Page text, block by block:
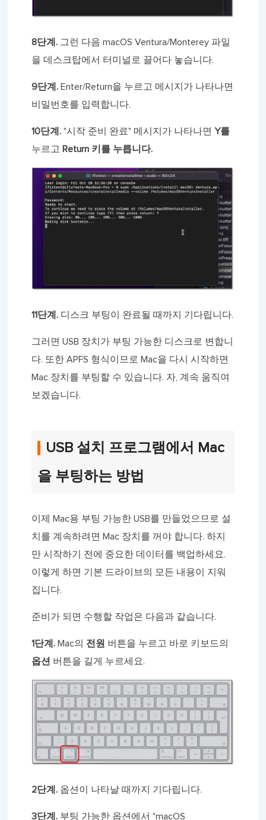
8단계. 그런 다음 macOS Ventura/Monterey 파일
을 데스크탑에서 터미널로 끌어다 놓습니다.
9단계. Enter/Return을 누르고 메시지가 나타나면
비밀번호를 입력합니다.
10단계. "시작 준비 완료" 메시지가 나타나면 Y를
누르고 Return 키를 누릅니다.
11단계. 디스크 부팅이 완료될 때까지 기다립니다.
그러면 USB 장치가 부팅 가능한 디스크로 변합니
다. 또한 APFS 형식이므로 Mac을 다시 시작하면
Mac 장치를 부팅할 수 있습니다. 자, 계속 움직여
보겠습니다.
USB 설치 프로그램에서 Mac
을 부팅하는 방법
이제 Mac용 부팅 가능한 USB를 만들었으므로 설
치를 계속하려면 Mac 장치를 꺼야 합니다. 하지
만 시작하기 전에 중요한 데이터를 백업하세요.
이렇게 하면 기본 드라이브의 모든 내용이 지워
집니다.
준비가 되면 수행할 작업은 다음과 같습니다.
1단계. Mac의 전원 버튼을 누르고 바로 키보드의
옵션 버튼을 길게 누르세요.
2단계. 옵션이 나타날 때까지 기다립니다.
3단계. 부팅 가능한 옵션에서 "macOS